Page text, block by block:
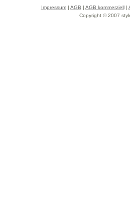
Impressum| AGB | AGB kommerziell|
Copyright © 2007